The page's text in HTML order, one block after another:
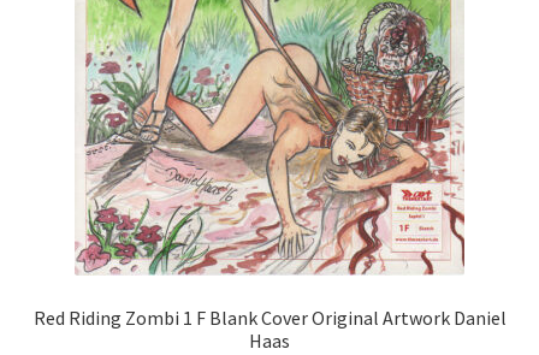
Red Riding Zombi 1 F Blank Cover Original Artwork Daniel
Haas